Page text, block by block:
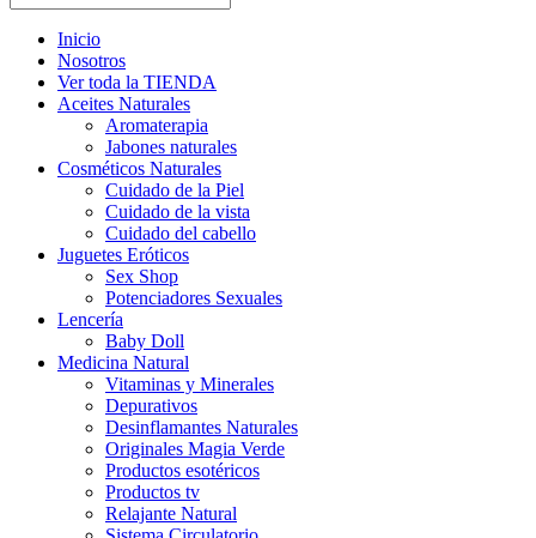
Inicio
Nosotros
Ver toda la TIENDA
Aceites Naturales
Aromaterapia
Jabones naturales
Cosméticos Naturales
Cuidado de la Piel
Cuidado de la vista
Cuidado del cabello
Juguetes Eróticos
Sex Shop
Potenciadores Sexuales
Lencería
Baby Doll
Medicina Natural
Vitaminas y Minerales
Depurativos
Desinflamantes Naturales
Originales Magia Verde
Productos esotéricos
Productos tv
Relajante Natural